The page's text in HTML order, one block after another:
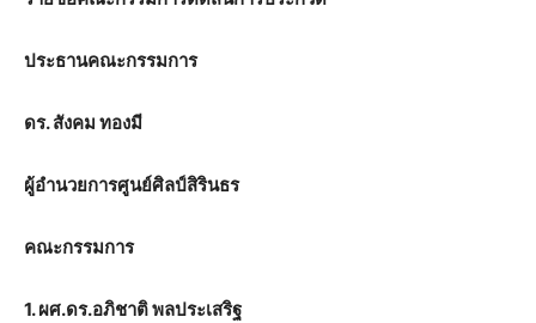
ประธานคณะกรรมการ
ดร. สังคม ทองมี
ผู้อำนวยการศูนย์ศิลป์สิรินธร
คณะกรรมการ
1. ผศ.ดร.อภิชาติ พลประเสริฐ